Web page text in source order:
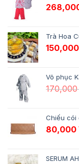
Trà Hoa
150,000
Võ phục
Chiếu cói
80,000
SERUM